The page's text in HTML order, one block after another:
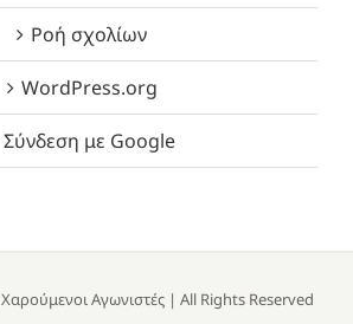
Ροή σχολίων
WordPress.org
Σύνδεση με Google
Χαρούμενοι Αγωνιστές | All Rights Reserved